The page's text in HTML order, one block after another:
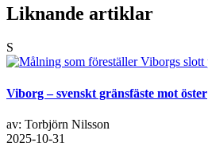
Liknande artiklar
S
Viborg – svenskt gränsfäste mot öster
av: Torbjörn Nilsson
2025-10-31